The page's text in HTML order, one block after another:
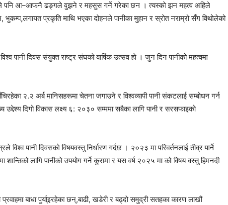
पनि आ–आफनै ढङ्गले वुझने र महसुस गर्ने गरेका छन । त्यस्को झन महत्व अहिले
प्रकृति माथि भएका दोहनले पानीका मुहान र स्रोत नराम्रो सँग विथोलेको
पानी दिवस संयुक्त राष्ट्र संघको वार्षिक उत्सव हो । जुन दिन पानीको महत्वमा
२.२ अर्ब मानिसहरूमा चेतना जगाउने र विश्वव्यापी पानी संकटलाई सम्बोधन गर्न
दिगो विकास लक्ष्य ६: २०३० सम्ममा सबैका लागि पानी र सरसफाइको
पानी दिवसको विषयवस्तु निर्धारण गर्दछ । २०२३ मा परिवर्तनलाई तीव्र पार्ने
लागि पानीको उपयोग गर्ने कुरामा र यस वर्ष २०२५ मा को विषय वस्तु हिमनदी
बाधा पुर्या्इरहेका छन्,बाढी, खडेरी र बढ्दो समुद्री सतहका कारण लाखौं